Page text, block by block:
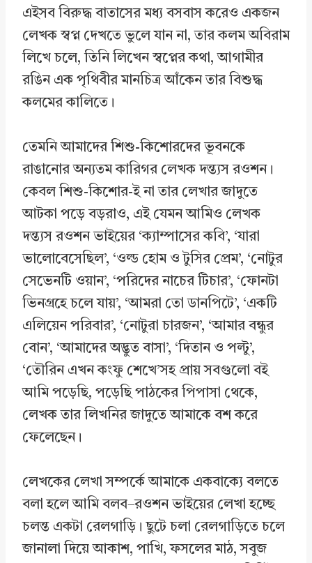
এইসব বিরুদ্ধ বাতাসের মধ্য বসবাস করেও একজন
লেখক স্বপ্ন দেখতে ভুলে যান না, তার কলম অবিরাম
লিখে চলে, তিনি লিখেন স্বপ্নের কথা, আগামীর
রঙিন এক পৃথিবীর মানচিত্র আঁকেন তার বিশুদ্ধ
কলমের কালিতে।
তেমনি আমাদের শিশু-কিশোরদের ভূবনকে
রাঙানোর অন্যতম কারিগর লেখক দন্ত্যস রওশন।
কেবল শিশু-কিশোর-ই না তার লেখার জাদুতে
আটকা পড়ে বড়রাও, এই যেমন আমিও লেখক
দন্ত্যস রওশন ভাইয়ের ‘ক্যাম্পাসের কবি’, ‘যারা
ভালোবেসেছিল’, ‘ওল্ড হোম ও টুসির প্রেম’, ‘নোটুর
সেভেনটি ওয়ান’, ‘পরিদের নাচের টিচার’, ‘ফোনটা
ভিনগ্রহে চলে যায়’, ‘আমরা তো ডানপিটে’, ‘একটি
এলিয়েন পরিবার’, ‘নোটুরা চারজন’, ‘আমার বন্ধুর
বোন’, ‘আমাদের অদ্ভুত বাসা’, ‘দিতান ও পল্টু’,
‘তৌরিন এখন কংফু শেখে’সহ প্রায় সবগুলো বই
আমি পড়েছি, পড়েছি পাঠকের পিপাসা থেকে,
লেখক তার লিখনির জাদুতে আমাকে বশ করে
ফেলেছেন।
লেখকের লেখা সম্পর্কে আমাকে একবাক্যে বলতে
বলা হলে আমি বলব–রওশন ভাইয়ের লেখা হচ্ছে
চলন্ত একটা রেলগাড়ি। ছুটে চলা রেলগাড়িতে চলে
জানালা দিয়ে আকাশ, পাখি, ফসলের মাঠ, সবুজ